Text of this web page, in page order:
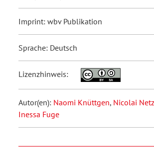
Imprint: wbv Publikation
Sprache: Deutsch
Lizenzhinweis:
Autor(en): Naomi Knüttgen, Nicolai Netz
Inessa Fuge